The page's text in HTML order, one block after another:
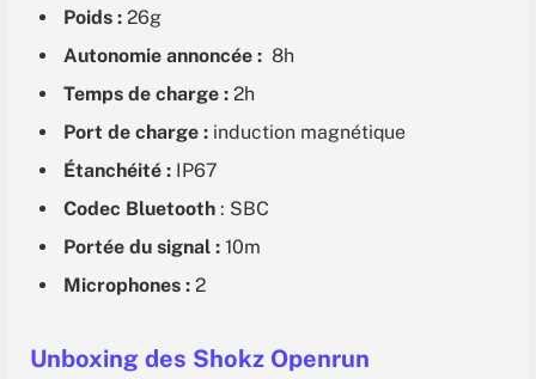
Poids : 26g
Autonomie annoncée : 8h
Temps de charge : 2h
Port de charge : induction magnétique
Étanchéité : IP67
Codec Bluetooth : SBC
Portée du signal : 10m
Microphones : 2
Unboxing des Shokz Openrun